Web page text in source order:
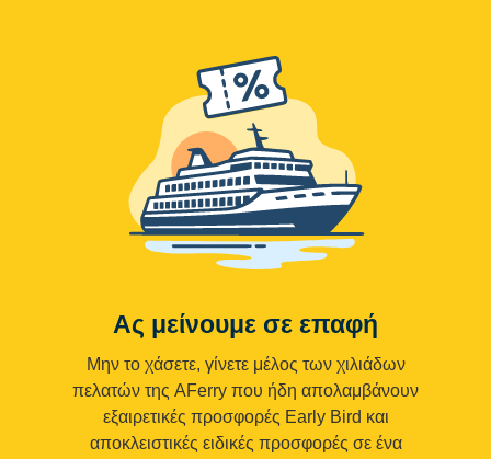
Ας μείνουμε σε επαφή
Μην το χάσετε, γίνετε μέλος των χιλιάδων
πελατών της AFerry που ήδη απολαμβάνουν
εξαιρετικές προσφορές Early Bird και
αποκλειστικές ειδικές προσφορές σε ένα